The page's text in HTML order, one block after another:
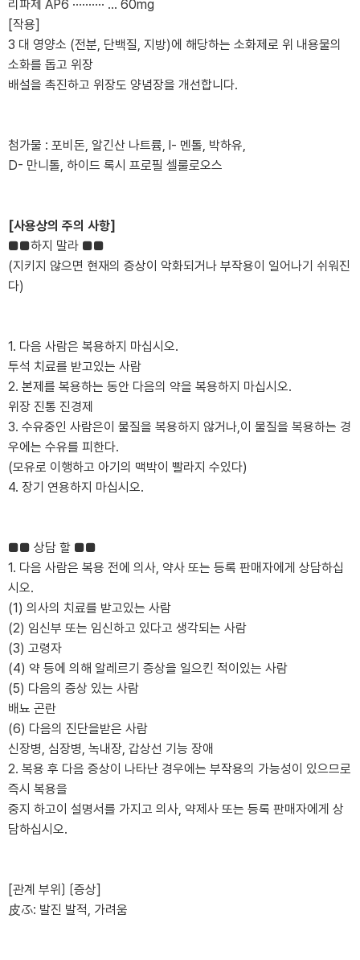
리파제 AP6 ·········· ... 60mg
[작용]
3 대 영양소 (전분, 단백질, 지방)에 해당하는 소화제로 위 내용물의
소화를 돕고 위장
배설을 촉진하고 위장도 양념장을 개선합니다.
첨가물 : 포비돈, 알긴산 나트륨, l- 멘톨, 박하유,
D- 만니톨, 하이드 록시 프로필 셀룰로오스
[사용상의 주의 사항]
■■하지 말라 ■■
(지키지 않으면 현재의 증상이 악화되거나 부작용이 일어나기 쉬워진
다)
1. 다음 사람은 복용하지 마십시오.
투석 치료를 받고있는 사람
2. 본제를 복용하는 동안 다음의 약을 복용하지 마십시오.
위장 진통 진경제
3. 수유중인 사람은이 물질을 복용하지 않거나,이 물질을 복용하는 경
우에는 수유를 피한다.
(모유로 이행하고 아기의 맥박이 빨라지 수있다)
4. 장기 연용하지 마십시오.
■■ 상담 할 ■■
1. 다음 사람은 복용 전에 의사, 약사 또는 등록 판매자에게 상담하십
시오.
(1) 의사의 치료를 받고있는 사람
(2) 임신부 또는 임신하고 있다고 생각되는 사람
(3) 고령자
(4) 약 등에 의해 알레르기 증상을 일으킨 적이있는 사람
(5) 다음의 증상 있는 사람
배뇨 곤란
(6) 다음의 진단을받은 사람
신장병, 심장병, 녹내장, 갑상선 기능 장애
2. 복용 후 다음 증상이 나타난 경우에는 부작용의 가능성이 있으므로
즉시 복용을
중지 하고이 설명서를 가지고 의사, 약제사 또는 등록 판매자에게 상
담하십시오.
[관계 부위〕 〔증상]
皮ふ: 발진 발적, 가려움